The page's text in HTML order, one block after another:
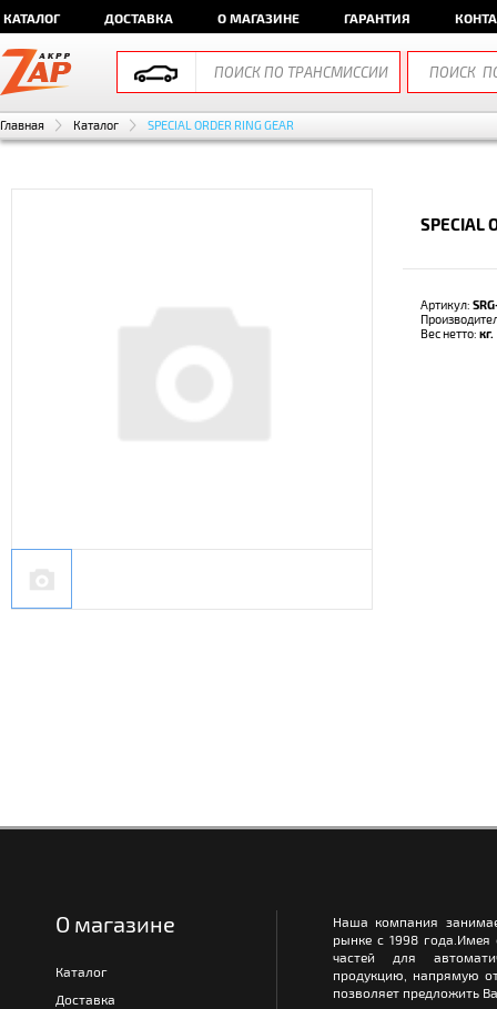
КАТАЛОГ ДОСТАВКА О МАГАЗИНЕ ГАРАНТИЯ
Главная Каталог SPECIAL ORDER RING GEAR
SPECIAL
Артикул:
Вес нетто: кг.
О магазине
Каталог
Доставка
Наша компания
рынке с 1998
частей для
продукцию, напрямую
позволяет предложить